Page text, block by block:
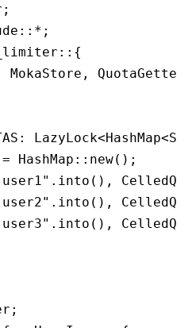
;
::* ;
:: {
MokaStore , QuotaGetter
: LazyLock<HashMap<
= HashMap :: new();
. into (),
. into (),
. into (),
;